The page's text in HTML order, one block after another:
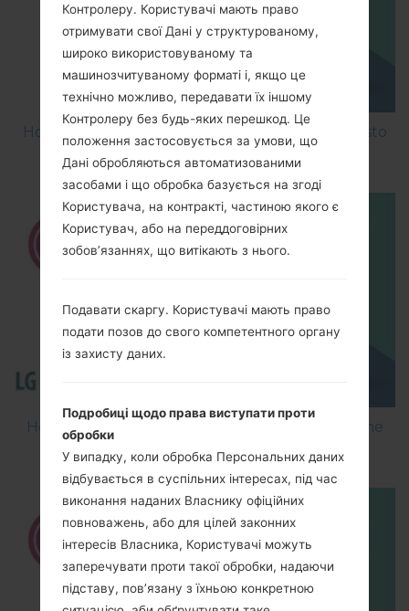
How to Factory Reset through menu on LG Aristo
How to Flash Stock Firmware on LG Smartphone
using LG Flash Tool 2014?
Контролеру. Користувачі мають право
отримувати свої Дані у структурованому,
широко використовуваному та
машинозчитуваному форматі і, якщо це
технічно можливо, передавати їх іншому
Контролеру без будь-яких перешкод. Це
положення застосовується за умови, що
Дані обробляються автоматизованими
засобами і що обробка базується на згоді
Користувача, на контракті, частиною якого є
Користувач, або на переддоговірних
зобов’язаннях, що витікають з нього.
Подавати скаргу. Користувачі мають право
подати позов до свого компетентного органу
із захисту даних.
Подробиці щодо права виступати проти
обробки
У випадку, коли обробка Персональних даних
відбувається в суспільних інтересах, під час
виконання наданих Власнику офіційних
повноважень, або для цілей законних
інтересів Власника, Користувачі можуть
заперечувати проти такої обробки, надаючи
підставу, пов’язану з їхньою конкретною